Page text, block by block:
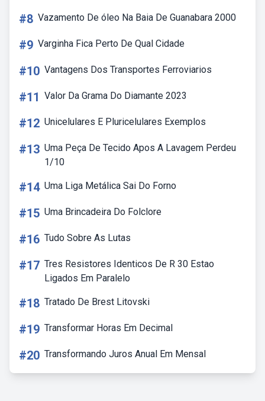
#8 Vazamento De óleo Na Baia De Guanabara 2000
#9 Varginha Fica Perto De Qual Cidade
#10 Vantagens Dos Transportes Ferroviarios
#11 Valor Da Grama Do Diamante 2023
#12 Unicelulares E Pluricelulares Exemplos
#13 Uma Peça De Tecido Apos A Lavagem Perdeu
1/10
#14 Uma Liga Metálica Sai Do Forno
#15 Uma Brincadeira Do Folclore
#16 Tudo Sobre As Lutas
#17 Tres Resistores Identicos De R 30 Estao
Ligados Em Paralelo
#18 Tratado De Brest Litovski
#19 Transformar Horas Em Decimal
#20 Transformando Juros Anual Em Mensal